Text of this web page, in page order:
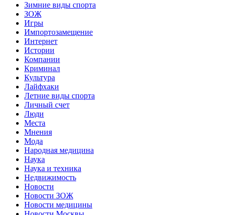
Зимние виды спорта
ЗОЖ
Игры
Импортозамещение
Интернет
Истории
Компании
Криминал
Культура
Лайфхаки
Летние виды спорта
Личный счет
Люди
Места
Мнения
Мода
Народная медицина
Наука
Наука и техника
Недвижимость
Новости
Новости ЗОЖ
Новости медицины